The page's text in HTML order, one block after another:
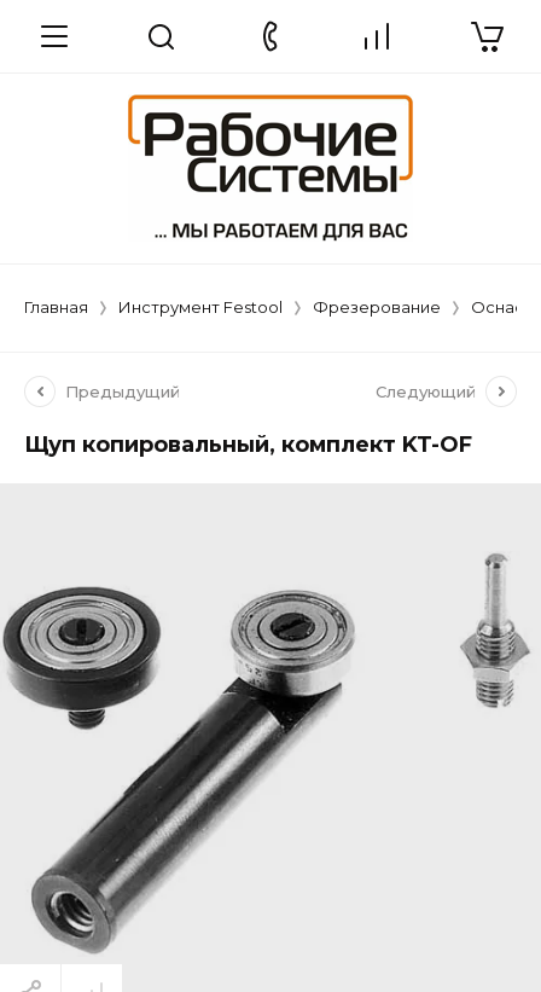
Главная Инструмент Festool Фрезерование
Предыдущий Следующий
Щуп копировальный, комплект KT-OF